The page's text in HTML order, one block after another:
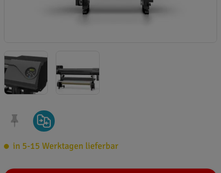
in 5-15 Werktagen lieferbar